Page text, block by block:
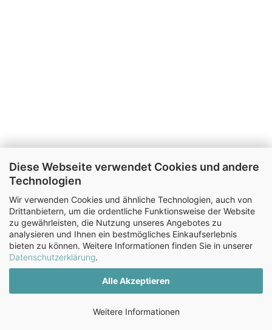
Diese Webseite verwendet Cookies und andere
Technologien
Wir verwenden Cookies und ähnliche Technologien, auch von
Drittanbietern, um die ordentliche Funktionsweise der Website
zu gewährleisten, die Nutzung unseres Angebotes zu
analysieren und Ihnen ein bestmögliches Einkaufserlebnis
bieten zu können. Weitere Informationen finden Sie in unserer
Datenschutzerklärung.
Alle Akzeptieren
Weitere Informationen